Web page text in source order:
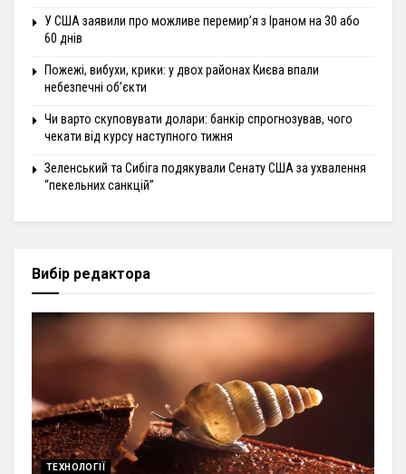
У США заявили про можливе перемир’я з Іраном на 30 або
60 днів
Пожежі, вибухи, крики: у двох районах Києва впали
небезпечні об’єкти
Чи варто скуповувати долари: банкір спрогнозував, чого
чекати від курсу наступного тижня
Зеленський та Сибіга подякували Сенату США за ухвалення
“пекельних санкцій”
Вибір редактора
ТЕХНОЛОГІЇ